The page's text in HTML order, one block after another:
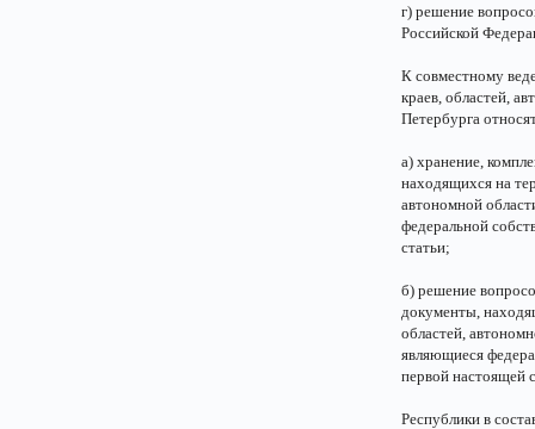
г) решение
Российской
К совместному
краев, областей,
Петербурга
а) хранение,
находящихся на
автономной
федеральной
статьи;
б) решение
документы,
областей,
являющиеся
первой настоящей
Республики в